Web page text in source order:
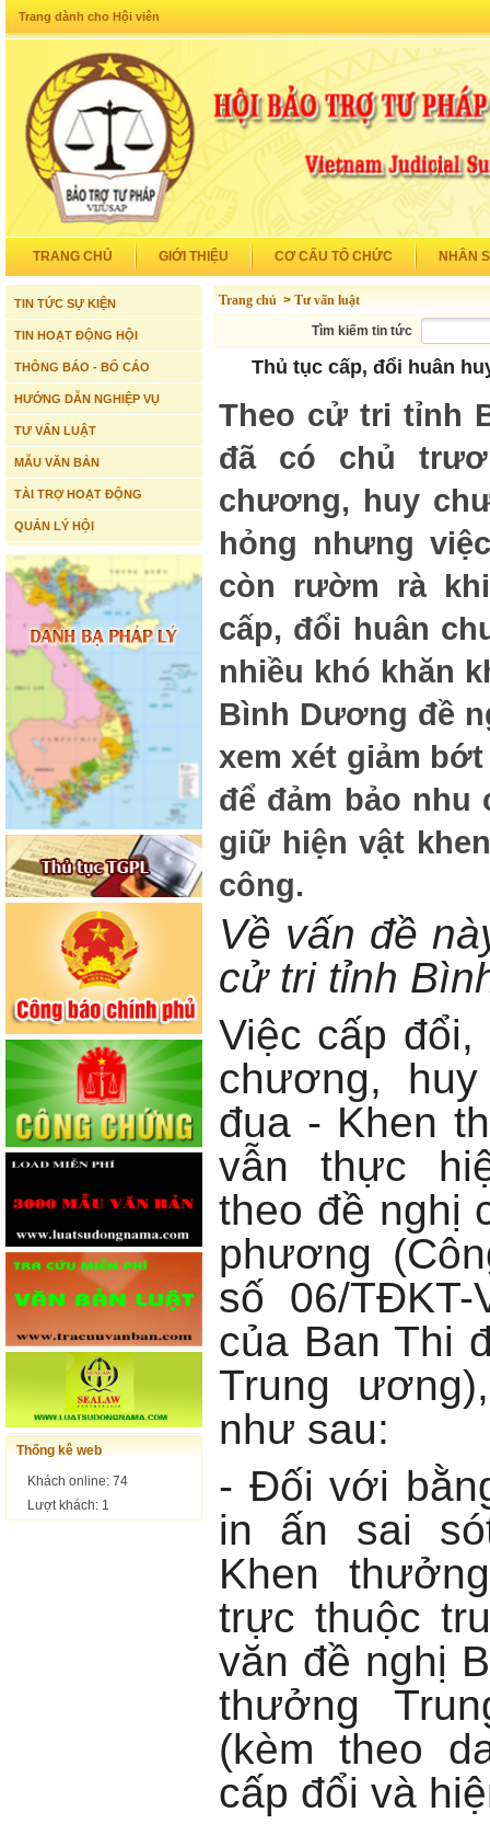
Trang dành cho Hội viên
TRANG CHỦ GIỚI THIỆU CƠ CẤU TỔ CHỨC NHÂN
TIN TỨC SỰ KIỆN
TIN HOẠT ĐỘNG HỘI
THÔNG BÁO - BỐ CÁO
HƯỚNG DẪN NGHIỆP VỤ
TƯ VẤN LUẬT
MẪU VĂN BẢN
TÀI TRỢ HOẠT ĐỘNG
QUẢN LÝ HỘI
Thống kê web
Khách online: 74
Lượt khách: 1
Trang chủ > Tư vấn luật
Tìm kiếm tin tức
Thủ tục cấp, đổi huân
Theo cử tri tỉnh
đã có chủ
chương, huy
hỏng nhưng
còn rườm rà
cấp, đổi huân
nhiều khó khăn
Bình Dương đề
xem xét giảm
để đảm bảo
giữ hiện vật
công.
Về vấn đề
cử tri tỉnh
Việc cấp
chương,
đua - Khen
vẫn thực
theo đề nghị
phương
số 06/TĐKT-
của Ban Thi
Trung
như sau:
- Đối với
in ấn sai
Khen
trực thuộc
văn đề nghị
thưởng
(kèm theo
cấp đổi và